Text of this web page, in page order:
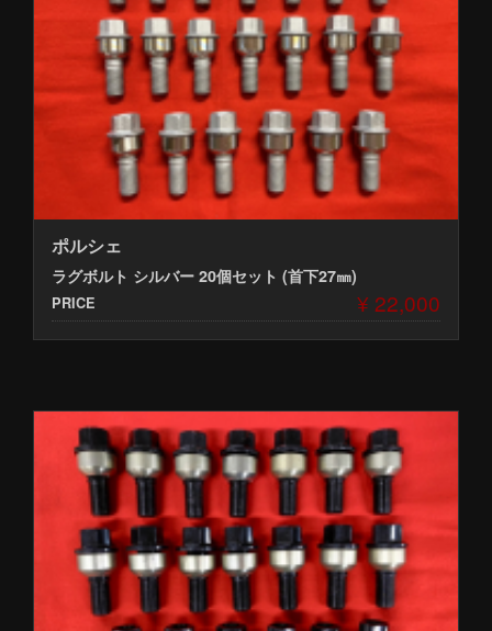
ポルシェ
ラグボルト シルバー 20個セット (首下27㎜)
PRICE ¥ 22,000